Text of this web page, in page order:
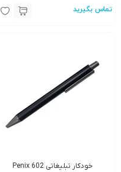
تماس بگیرید
خودکار تبلیغاتی Penix 602